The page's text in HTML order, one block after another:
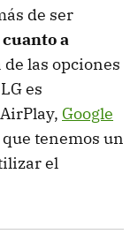
de ser
a
de las opciones
es
Google
que tenemos un
el